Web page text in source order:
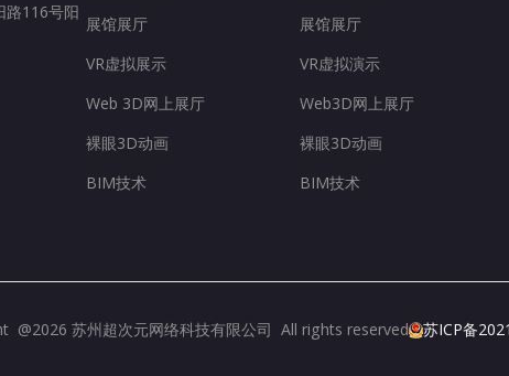
路116号阳
展馆展厅
VR虚拟展示
Web 3D网上展厅
裸眼3D动画
BIM技术
展馆展厅
VR虚拟演示
Web3D网上展厅
裸眼3D动画
BIM技术
@2026 苏州超次元网络科技有限公司 All rights reserved 苏ICP备